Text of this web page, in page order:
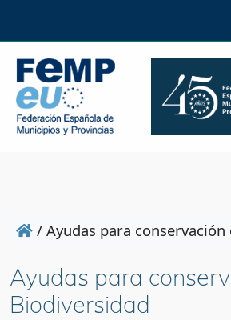
/ Ayudas para
Ayudas para
Biodiversidad